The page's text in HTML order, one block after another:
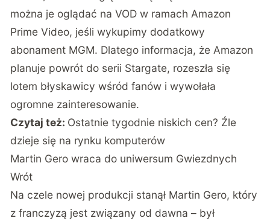
można je oglądać na VOD w ramach Amazon
Prime Video, jeśli wykupimy dodatkowy
abonament MGM. Dlatego informacja, że Amazon
planuje powrót do serii Stargate, rozeszła się
lotem błyskawicy wśród fanów i wywołała
ogromne zainteresowanie.
Czytaj też: Ostatnie tygodnie niskich cen? Źle
dzieje się na rynku komputerów
Martin Gero wraca do uniwersum Gwiezdnych
Wrót
Na czele nowej produkcji stanął Martin Gero, który
z franczyzą jest związany od dawna – był